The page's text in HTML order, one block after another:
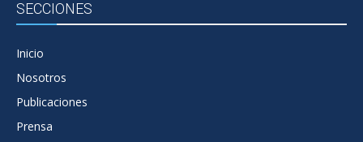
SECCIONES
Inicio
Nosotros
Publicaciones
Prensa